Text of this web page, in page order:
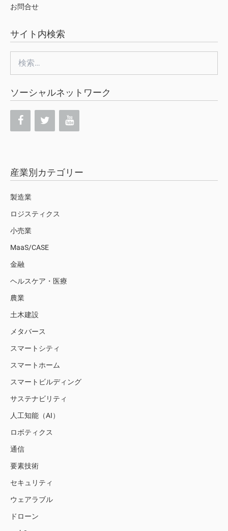
お問合せ
サイト内検索
索:
ソーシャルネットワーク
産業別カテゴリー
製造業
ロジスティクス
小売業
MaaS/CASE
金融
ヘルスケア・医療
農業
土木建設
メタバース
スマートシティ
スマートホーム
スマートビルディング
サステナビリティ
人工知能（AI）
ロボティクス
通信
要素技術
セキュリティ
ウェアラブル
ドローン